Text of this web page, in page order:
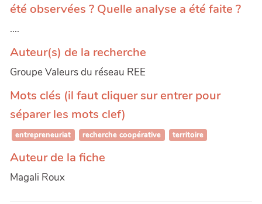
été observées ? Quelle analyse a été faite ?
....
Auteur(s) de la recherche
Groupe Valeurs du réseau REE
Mots clés (il faut cliquer sur entrer pour
séparer les mots clef)
entrepreneuriat recherche coopérative territoire
Auteur de la fiche
Magali Roux